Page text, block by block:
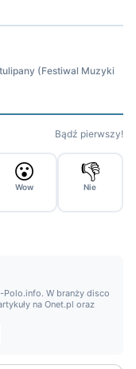
(Festiwal Muzyki
Bądź pierwszy!
😮
Wow
👎
Nie
Polo.info. W branży disco
na Onet.pl oraz